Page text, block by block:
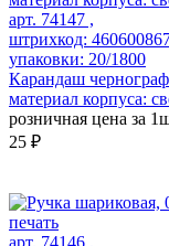
арт. 74147 ,
штрихкод:
упаковки: 20/1800
Карандаш
материал корпуса:
розничная цена за
25 ₽